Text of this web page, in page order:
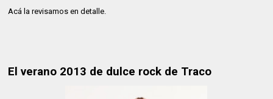
Acá la revisamos en detalle.
El verano 2013 de dulce rock de Traco